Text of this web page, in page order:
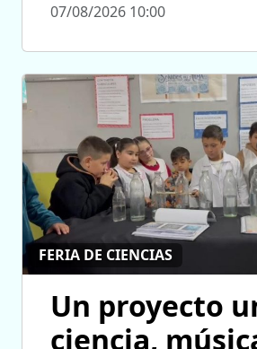
07/08/2026 10:00
FERIA DE CIENCIAS
Un proyecto
ciencia,